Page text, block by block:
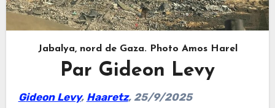
Jabalya, nord de Gaza. Photo Amos Harel
Par Gideon Levy
Gideon Levy, Haaretz, 25/9/2025